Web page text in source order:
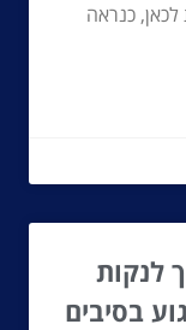
כנראה
לנקות
בסיבים